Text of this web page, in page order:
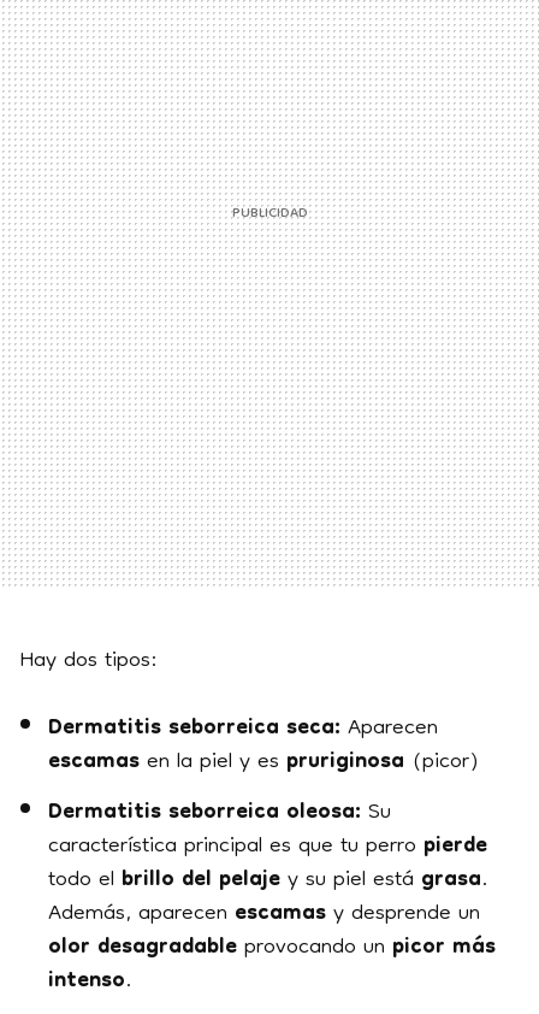
Hay dos tipos:
Dermatitis seborreica seca:Aparecen
escamasen la piel y espruriginosa (picor)
Dermatitis seborreica oleosa:Su
característica principal es que tu perropierde
todo elbrillo del pelajey su piel estágrasa.
Además, aparecenescamasy desprende un
olor desagradableprovocando unpicor más
intenso.